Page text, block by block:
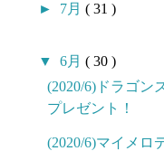
► 7月( 31 )
▼6月( 30 )
(2020/6)ドラゴン
プレゼント！
(2020/6)マイメロ